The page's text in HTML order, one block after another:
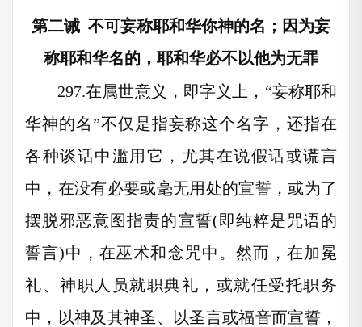
第二诫 不可妄称耶和华你神的名；因为妄
称耶和华名的，耶和华必不以他为无罪
297.在属世意义，即字义上，“妄称耶和
华神的名”不仅是指妄称这个名字，还指在
各种谈话中滥用它，尤其在说假话或谎言
中，在没有必要或毫无用处的宣誓，或为了
摆脱邪恶意图指责的宣誓(即纯粹是咒语的
誓言)中，在巫术和念咒中。然而，在加冕
礼、神职人员就职典礼，或就任受托职务
中，以神及其神圣、以圣言或福音而宣誓，